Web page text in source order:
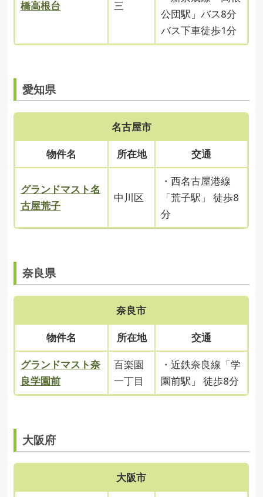
橋高根台 三
公団駅」バス8分
バス下車徒歩1分
愛知県
名古屋市
物件名
所在地 交通
グランドマスト名
古屋荒子
中川区
・西名古屋港線
「荒子駅」 徒歩8
分
奈良県
奈良市
物件名
所在地
交通
グランドマスト奈
良学園前
百楽園
一丁目
・近鉄奈良線「学
園前駅」 徒歩8分
大阪府
大阪市